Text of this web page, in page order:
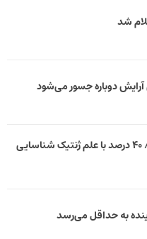
شد
آمار دقیق شهدای جنگ/ ۴۰ درصد با علم ژنتیک شناسایی
به حداقل می‌رسد